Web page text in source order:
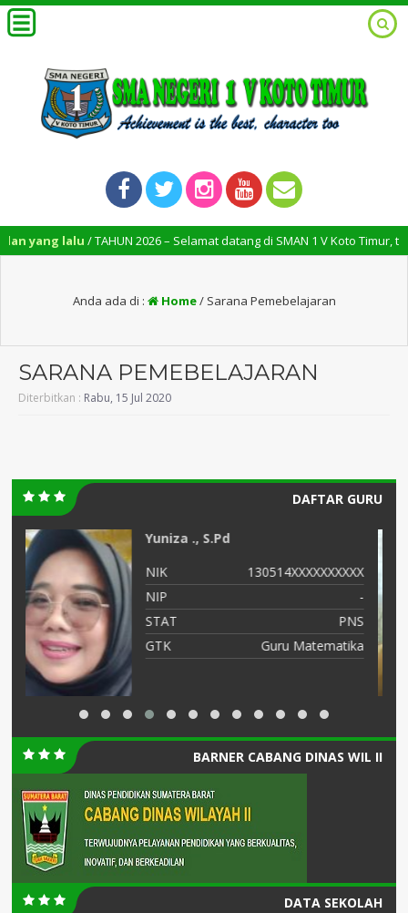
lalu/ TAHUN 2026 – Selamat datang di SMAN 1 V Koto Timur,
Anda ada di : Home/ Sarana Pemebelajaran
SARANA PEMEBELAJARAN
Diterbitkan : Rabu, 15 Jul 2020
DAFTAR GURU
Ria Icha Nelfia.,SE
NIK
130514XXXXXXXXXX
NIP
19XXXXXXXXXXXXX
STAT
PNS
GTK
Guru Mapel Ekonomi
BARNER CABANG DINAS WIL II
DATA SEKOLAH